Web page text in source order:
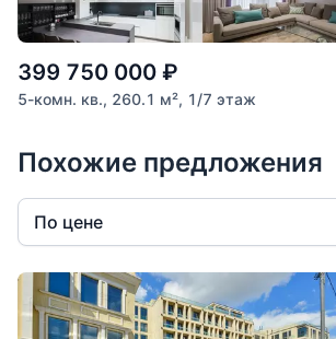
399 750 000 ₽
5-комн. кв., 260.1 м², 1/7 этаж
Похожие предложения
По цене